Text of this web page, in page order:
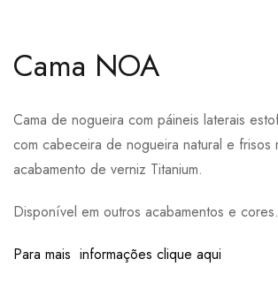
Cama NOA
Cama de nogueira com páineis laterais
com cabeceira de nogueira natural e frisos
acabamento de verniz Titanium.
Disponível em outros acabamentos e cores.
Para mais informações clique aqui